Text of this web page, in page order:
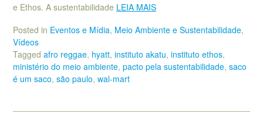
e Ethos. A sustentabilidade LEIA MAIS
Posted in Eventos e Mídia, Meio Ambiente e Sustentabilidade,
Vídeos
Tagged afro reggae, hyatt, instituto akatu, instituto ethos,
ministério do meio ambiente, pacto pela sustentabilidade, saco
é um saco, são paulo, wal-mart